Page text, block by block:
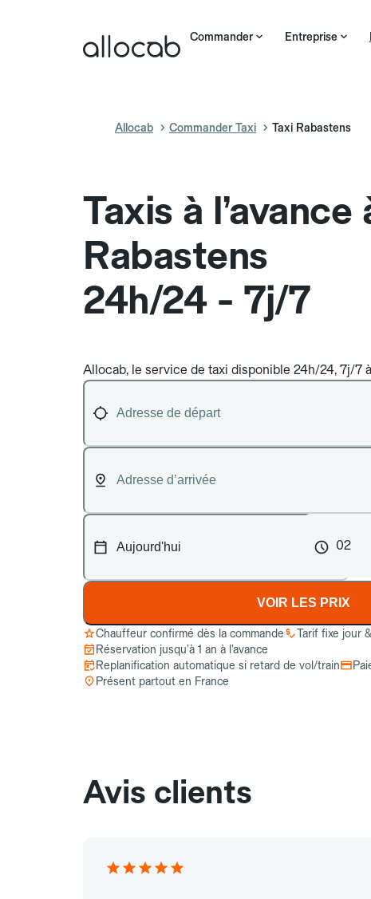
Commander Entreprise
Allocab Commander Taxi Taxi Rabastens
Taxis à l’avance
Rabastens
24h/24 - 7j/7
Allocab, le service de taxi disponible 24h/24, 7j/7
02
VOIR LES PRIX
Chauffeur confirmé dès la commande
Tarif fixe jour
Réservation jusqu’à 1 an à l’avance
Replanification automatique si retard de vol/train
Présent partout en France
Avis clients